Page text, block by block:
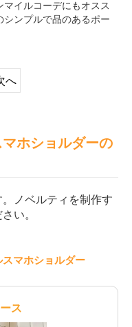
マイルコーデにもオスス
シンプルで品のあるポー
へ
マホショルダーの
ノベルティを制作す
い。
マホショルダー
ス